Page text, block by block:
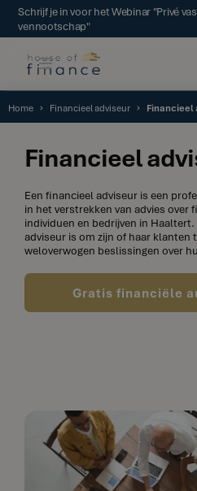
Schrijf je in voor het Webinar "Privé
vennootschap"
Home Financieel adviseur Financieel
Financieel
Een financieel adviseur is een
in het verstrekken van advies over
individuen en bedrijven in
adviseur is om zijn of haar klanten
weloverwogen beslissingen over
Gratis financiële